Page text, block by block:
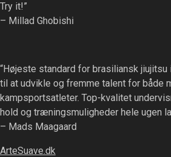
Try it!”
– Millad Ghobishi
“Højeste standard for brasiliansk jiujitsu
til at udvikle og fremme talent for både
kampsportsatleter. Top-kvalitet
hold og træningsmuligheder hele ugen
– Mads Maagaard
ArteSuave.dk